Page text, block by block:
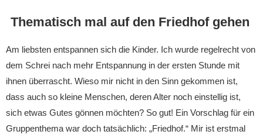
Thematisch mal auf den Friedhof gehen
Am liebsten entspannen sich die Kinder. Ich wurde regelrecht von
dem Schrei nach mehr Entspannung in der ersten Stunde mit
ihnen überrascht. Wieso mir nicht in den Sinn gekommen ist,
dass auch so kleine Menschen, deren Alter noch einstellig ist,
sich etwas Gutes gönnen möchten? So gut! Ein Vorschlag für ein
Gruppenthema war doch tatsächlich: „Friedhof.“ Mir ist erstmal